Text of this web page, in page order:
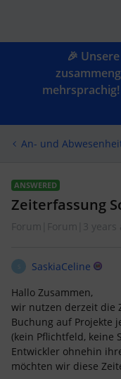
🎉
An- und
ANSWERED
Zeiterfassung
Forum|Forum|3 years
SaskiaCeline
Hallo Zusammen,
wir nutzen derzeit die
Buchung auf Projekte
(kein Pflichtfeld, keine
Entwickler ohnehin
möchten wir diese